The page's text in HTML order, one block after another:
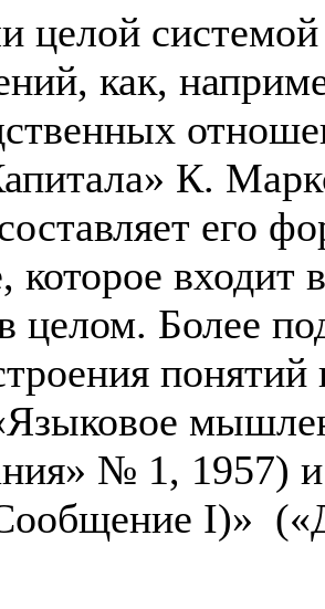
целой
как,
К.
его
которое входит
целом. Более
№ 1, 1957)
I)»